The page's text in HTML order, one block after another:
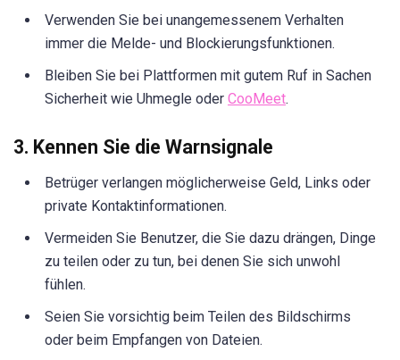
Verwenden Sie bei unangemessenem Verhalten
immer die Melde- und Blockierungsfunktionen.
Bleiben Sie bei Plattformen mit gutem Ruf in Sachen
Sicherheit wie Uhmegle oder CooMeet.
3. Kennen Sie die Warnsignale
Betrüger verlangen möglicherweise Geld, Links oder
private Kontaktinformationen.
Vermeiden Sie Benutzer, die Sie dazu drängen, Dinge
zu teilen oder zu tun, bei denen Sie sich unwohl
fühlen.
Seien Sie vorsichtig beim Teilen des Bildschirms
oder beim Empfangen von Dateien.